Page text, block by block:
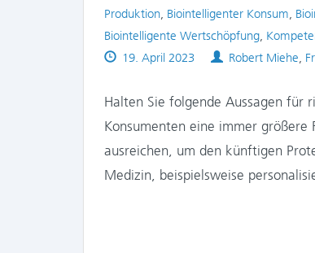
in
Produktion, Biointelligenter Konsum,
Biointelligente Wertschöpfung,
Published
19. April 2023 Authors
Robert Miehe,
Halten Sie folgende Aussagen für
Konsumenten eine immer
ausreichen, um den künftigen
Medizin, beispielsweise